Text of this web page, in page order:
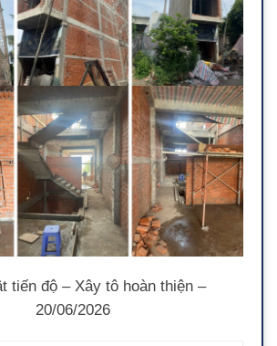
tiến độ – Xây tô hoàn thiện –
20/06/2026